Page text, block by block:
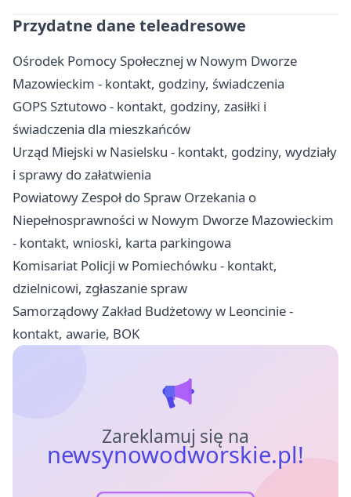
Przydatne dane teleadresowe
Ośrodek Pomocy Społecznej w Nowym Dworze
Mazowieckim - kontakt, godziny, świadczenia
GOPS Sztutowo - kontakt, godziny, zasiłki i
świadczenia dla mieszkańców
Urząd Miejski w Nasielsku - kontakt, godziny, wydziały
i sprawy do załatwienia
Powiatowy Zespoł do Spraw Orzekania o
Niepełnosprawności w Nowym Dworze Mazowieckim
- kontakt, wnioski, karta parkingowa
Komisariat Policji w Pomiechówku - kontakt,
dzielnicowi, zgłaszanie spraw
Samorządowy Zakład Budżetowy w Leoncinie -
kontakt, awarie, BOK
Zareklamuj się na
newsynowodworskie.pl!